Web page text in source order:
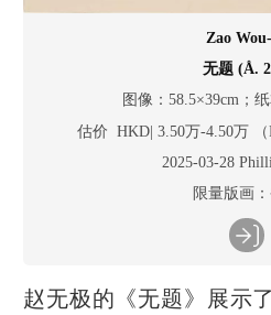
Zao
无题 (Å.
图像：58.5×39cm；
估价 HKD| 3.50万-4.50万 （
2025-03-28
限量版画
赵无极的《无题》展示